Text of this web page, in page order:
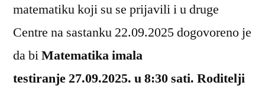
matematiku koji su se prijavili i u druge
Centre na sastanku 22.09.2025 dogovoreno je
da biMatematika imala
testiranje 27.09.2025. u 8:30 sati. Roditelji